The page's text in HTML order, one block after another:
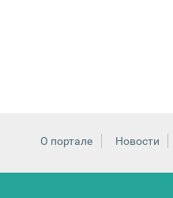
О портале Новости